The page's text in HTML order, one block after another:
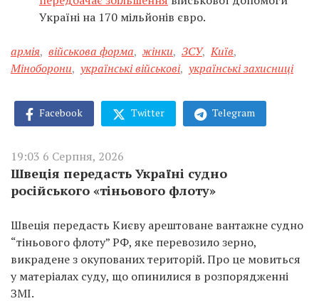
Україні на 170 мільйонів євро.
армія, військова форма, жінки, ЗСУ, Київ,
Міноборони, українські військові, українські захисниці
Facebook Twitter Telegram
19:03 6 Серпня, 2026
Швеція передасть Україні судно
російського «тіньового флоту»
Швеція передасть Києву арештоване вантажне судно
“тіньового флоту” РФ, яке перевозило зерно,
викрадене з окупованих територій. Про це мовиться
у матеріалах суду, що опинилися в розпорядженні
ЗМІ.